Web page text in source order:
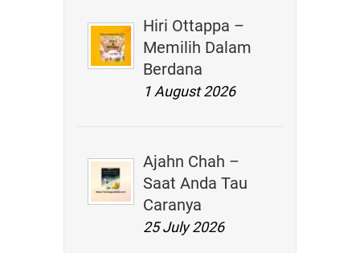
Hiri Ottappa –
Memilih Dalam
Berdana
1 August 2026
Ajahn Chah –
Saat Anda Tau
Caranya
25 July 2026